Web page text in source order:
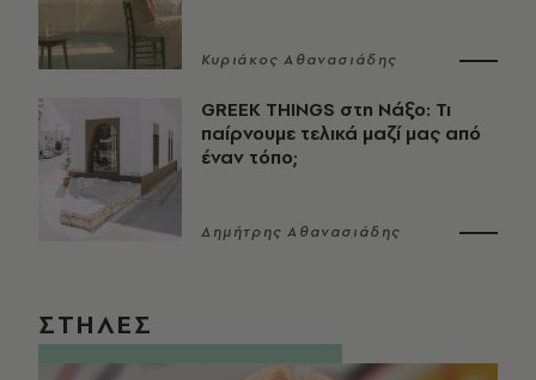
Κυριάκος Αθανασιάδης
GREEK THINGS στη Νάξο: Τι
παίρνουμε τελικά μαζί μας από
έναν τόπο;
Δημήτρης Αθανασιάδης
ΣΤΗΛΕΣ